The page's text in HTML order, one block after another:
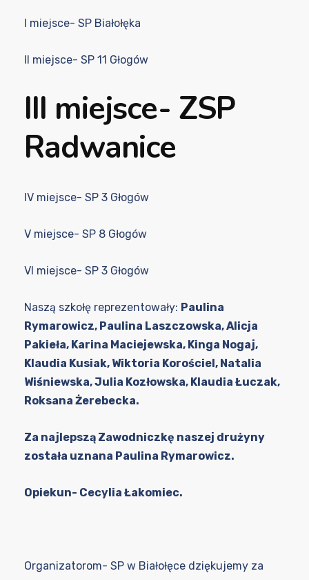
I miejsce- SP Białołęka
II miejsce- SP 11 Głogów
III miejsce- ZSP
Radwanice
IV miejsce- SP 3 Głogów
V miejsce- SP 8 Głogów
VI miejsce- SP 3 Głogów
Naszą szkołę reprezentowały: Paulina
Rymarowicz, Paulina Laszczowska, Alicja
Pakieła, Karina Maciejewska, Kinga Nogaj,
Klaudia Kusiak, Wiktoria Korościel, Natalia
Wiśniewska, Julia Kozłowska, Klaudia Łuczak,
Roksana Żerebecka.
Za najlepszą Zawodniczkę naszej drużyny
została uznana Paulina Rymarowicz.
Opiekun- Cecylia Łakomiec.
Organizatorom- SP w Białołęce dziękujemy za